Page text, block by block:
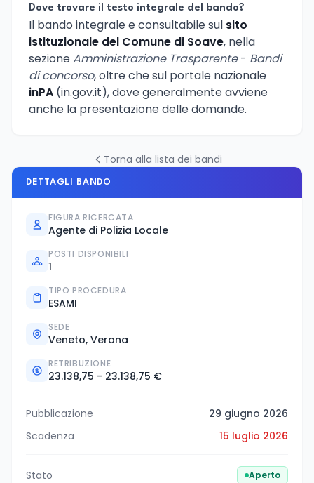
Dove trovare il testo integrale del bando?
Il bando integrale e consultabile sul sito
istituzionale del Comune di Soave, nella
sezioneAmministrazione Trasparente- Bandi
di concorso, oltre che sul portale nazionale
inPA (in.gov.it), dove generalmente avviene
anche la presentazione delle domande.
Torna alla lista dei bandi
DETTAGLI BANDO
FIGURA RICERCATA
Agente di Polizia Locale
POSTI DISPONIBILI
1
TIPO PROCEDURA
ESAMI
SEDE
Veneto, Verona
RETRIBUZIONE
23.138,75 - 23.138,75 €
Pubblicazione
29 giugno 2026
Scadenza
15 luglio 2026
Stato Aperto